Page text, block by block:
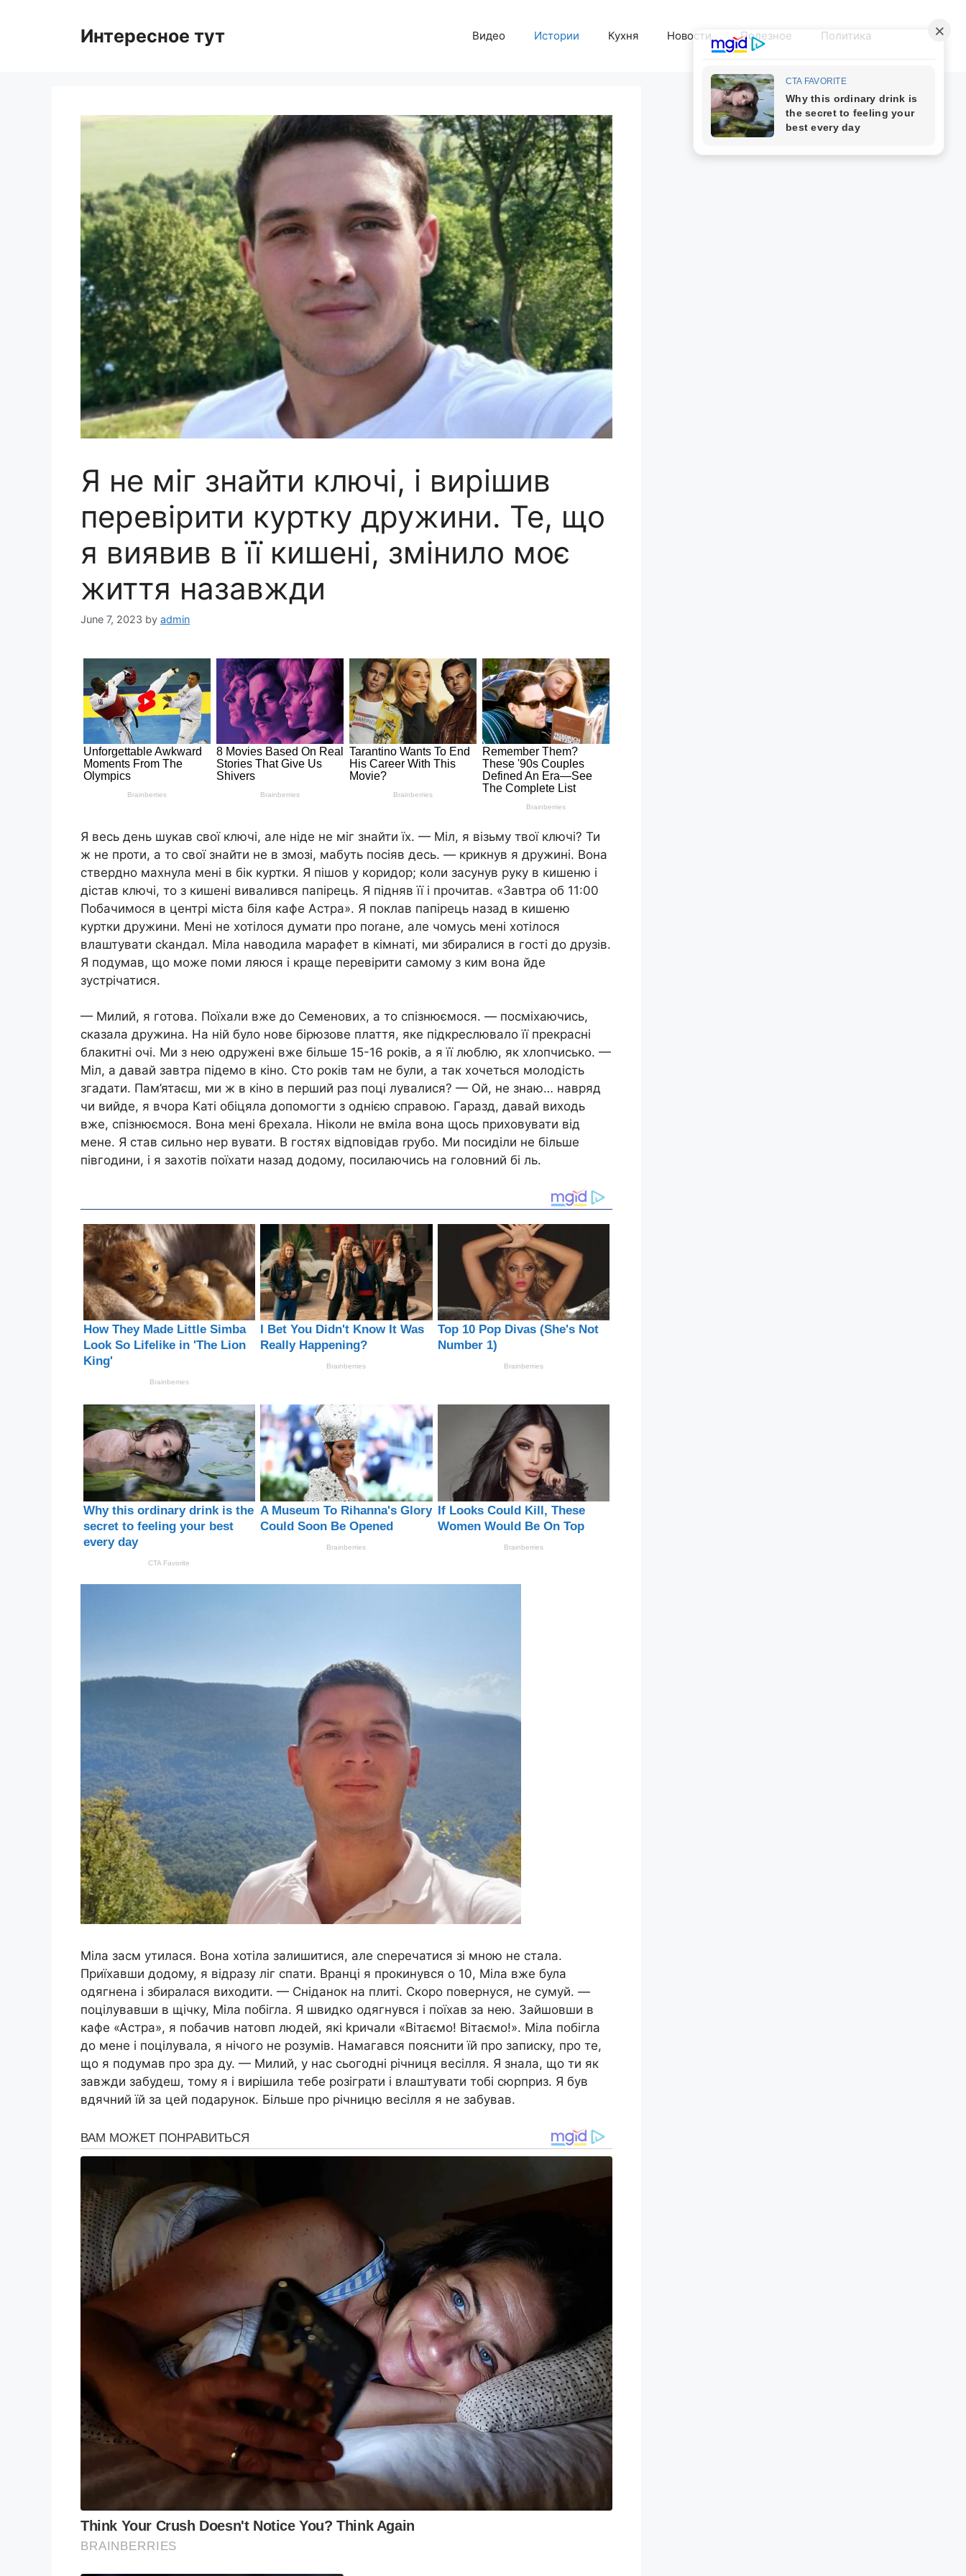
Интересное тут Видео Истории Кухня Новости Полезное Политика
Я не міг знайти ключі, і вирішив
перевірити куртку дружини. Те, що
я виявив в її кишені, змінило моє
життя назавжди
June 7, 2023 by admin
Я весь день шукав свої ключі, але ніде не міг знайти їх. — Міл, я візьму твої ключі? Ти
ж не проти, а то свої знайти не в змозі, мабуть посіяв десь. — крикнув я дружині. Вона
ствердно махнула мені в бік куртки. Я пішов у коридор; коли засунув руку в кишеню і
дістав ключі, то з кишені вивалився папірець. Я підняв її і прочитав. «Завтра об 11:00
Побачимося в центрі міста біля кафе Астра». Я поклав папірець назад в кишеню
куртки дружини. Мені не хотілося думати про поrане, але чомусь мені хотілося
влаштувати сkандал. Міла наводила марафет в кімнаті, ми збиралися в гості до друзів.
Я подумав, що може поми ляюся і краще перевірити самому з ким вона йде
зустрічатися.
— Милий, я готова. Поїхали вже до Семенових, а то спізнюємося. — посміхаючись,
сказала дружина. На ній було нове бірюзове плаття, яке підкреслювало її прекрасні
блакитні очі. Ми з нею одружені вже більше 15-16 років, а я її люблю, як хлопчисько. —
Міл, а давай завтра підемо в кіно. Сто років там не були, а так хочеться молодість
згадати. Пам’ятаєш, ми ж в кіно в перший раз поці лувалися? — Ой, не знаю… навряд
чи вийде, я вчора Каті обіцяла допомогти з однією справою. Гаразд, давай виходь
вже, спізнюємося. Вона мені 6рехала. Ніколи не вміла вона щось приховувати від
мене. Я став сильно нер вувати. В гостях відповідав rрубо. Ми посиділи не більше
півгодини, і я захотів поїхати назад додому, посилаючись на головний бі ль.
Міла засм утилася. Вона хотіла залишитися, але сnеречатися зі мною не стала.
Приїхавши додому, я відразу ліг спати. Вранці я прокинувся о 10, Міла вже була
одягнена і збиралася виходити. — Сніданок на плиті. Скоро повернуся, не сумуй. —
поцілувавши в щічку, Міла побігла. Я швидко одягнувся і поїхав за нею. Зайшовши в
кафе «Астра», я побачив натовп людей, які kричали «Вітаємо! Вітаємо!». Міла побігла
до мене і поцілувала, я нічого не розумів. Намагався пояснити їй про записку, про те,
що я подумав про зра ду. — Милий, у нас сьогодні річниця весілля. Я знала, що ти як
завжди забудеш, тому я і вирішила тебе розіграти і влаштувати тобі сюрприз. Я був
вдячний їй за цей подарунок. Більше про річницю весілля я не забував.